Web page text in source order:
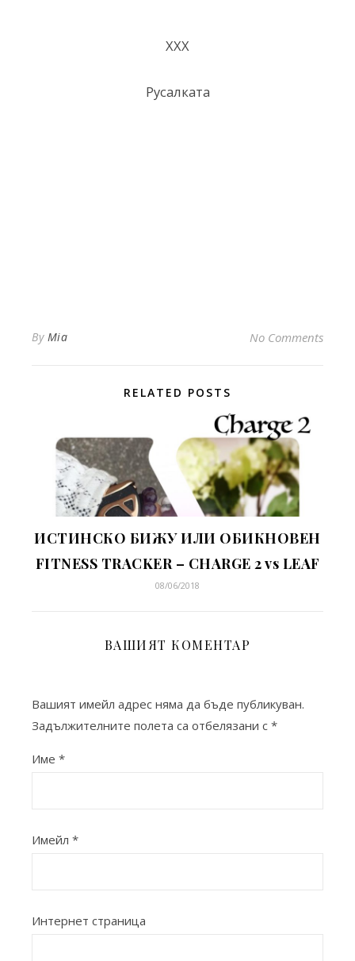
ХХХ
Русалката
By Mia No Comments
RELATED POSTS
ИСТИНСКО БИЖУ ИЛИ ОБИКНОВЕН
FITNESS TRACKER – CHARGE 2 vs LEAF
08/06/2018
ВАШИЯТ КОМЕНТАР
Вашият имейл адрес няма да бъде публикуван.
Задължителните полета са отбелязани с *
Име *
Имейл *
Интернет страница